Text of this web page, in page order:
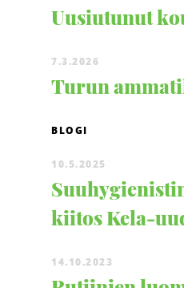
Uusiutunut
7.3.2026
Turun
BLOGI
10.5.2025
kiitos Kela-
14.10.2023